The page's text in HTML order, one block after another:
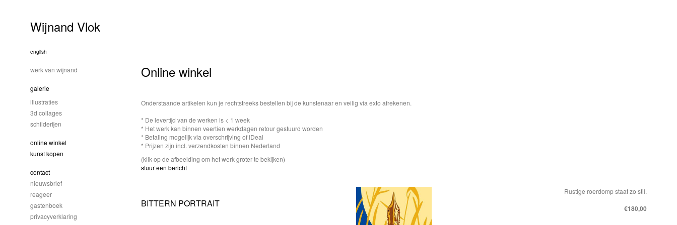
Online winkel
Onderstaande artikelen kun je rechtstreeks bestellen bij de kunstenaar en veilig via exto afrekenen.
* De levertijd van de werken is < 1 week
* Het werk kan binnen veertien werkdagen retour gestuurd worden
* Betaling mogelijk via overschrijving of iDeal
* Prijzen zijn incl. verzendkosten binnen Nederland
(klik op de afbeelding om het werk groter te bekijken)
stuur een bericht
BITTERN PORTRAIT
Rustige roerdomp staat zo stil.
€180,00
Wijnand Vlok
english
werk van wijnand
galerie
illustraties
3d collages
schilderijen
online winkel
kunst kopen
contact
nieuwsbrief
reageer
gastenboek
privacyverklaring